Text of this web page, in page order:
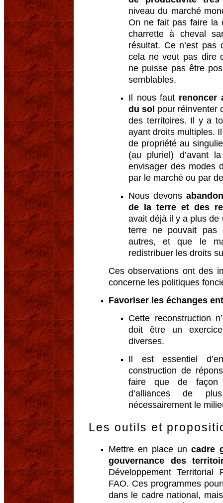
niveau du marché
On ne fait pas faire la
charrette à cheval
résultat. Ce n’est pas
cela ne veut pas dire
ne puisse pas être
semblables.
Il nous faut renoncer
du sol pour réinventer
des territoires. Il y a
ayant droits multiples.
de propriété au
(au pluriel) d’avant
envisager des modes
par le marché ou par
Nous devons
de la terre et des
avait déjà il y a plus de
terre ne pouvait pas
autres, et que le
redistribuer les droits
Ces observations ont des
concerne les politiques
Favoriser les échanges
Cette reconstruction
doit être un
diverses.
Il est essentiel
construction de
faire que de façon
d’alliances de
nécessairement le
Les outils et
Mettre en place uncadre
gouvernance des
Développement
FAO. Ces programmes
dans le cadre national,